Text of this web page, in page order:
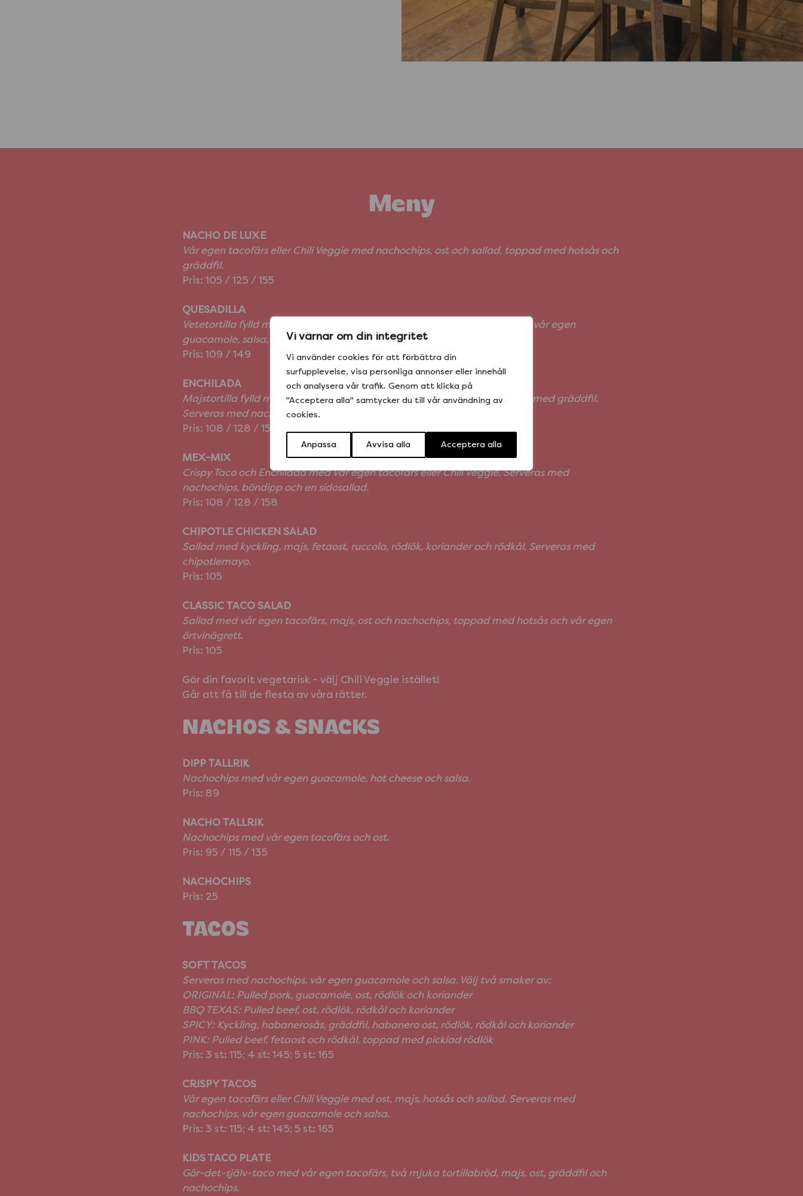
Vi värnar om din integritet
Vi använder cookies för att förbättra din
surfupplevelse, visa personliga annonser eller innehåll
och analysera vår trafik. Genom att klicka på
"Acceptera alla" samtycker du till vår användning av
cookies.
Anpassa Avvisa alla Acceptera alla
Meny
NACHO DE LUXE
Vår egen tacofärs eller Chili Veggie med nachochips, ost och sallad, toppad med hotsås och
gräddfil.
Pris: 105 / 125 / 155
QUESADILLA
Vetetortilla fylld med kyckling, ost och ruccola. Serveras med nachochips, vår egen
guacamole, salsa, gräddfil och en sidosallad.
Pris: 109 / 149
ENCHILADA
Majstortilla fylld med vår egen tacofärs eller Chili Veggie och ost, toppad med gräddfil.
Serveras med nachochips och en sidosallad.
Pris: 108 / 128 / 158
MEX-MIX
Crispy Taco och Enchilada med vår egen tacofärs eller Chili Veggie. Serveras med
nachochips, böndipp och en sidosallad.
Pris: 108 / 128 / 158
CHIPOTLE CHICKEN SALAD
Sallad med kyckling, majs, fetaost, ruccola, rödlök, koriander och rödkål. Serveras med
chipotlemayo.
Pris: 105
CLASSIC TACO SALAD
Sallad med vår egen tacofärs, majs, ost och nachochips, toppad med hotsås och vår egen
örtvinägrett.
Pris: 105
Gör din favorit vegetarisk – välj Chili Veggie istället!
Går att få till de flesta av våra rätter.
NACHOS & SNACKS
DIPP TALLRIK
Nachochips med vår egen guacamole, hot cheese och salsa.
Pris: 89
NACHO TALLRIK
Nachochips med vår egen tacofärs och ost.
Pris: 95 / 115 / 135
NACHOCHIPS
Pris: 25
TACOS
SOFT TACOS
Serveras med nachochips, vår egen guacamole och salsa. Välj två smaker av:
ORIGINAL: Pulled pork, guacamole, ost, rödlök och koriander
BBQ TEXAS: Pulled beef, ost, rödlök, rödkål och koriander
SPICY: Kyckling, habanerosås, gräddfil, habanero ost, rödlök, rödkål och koriander
PINK: Pulled beef, fetaost och rödkål, toppad med picklad rödlök
Pris: 3 st: 115; 4 st: 145; 5 st: 165
CRISPY TACOS
Vår egen tacofärs eller Chili Veggie med ost, majs, hotsås och sallad. Serveras med
nachochips, vår egen guacamole och salsa.
Pris: 3 st: 115; 4 st: 145; 5 st: 165
KIDS TACO PLATE
Gör-det-själv-taco med vår egen tacofärs, två mjuka tortillabröd, majs, ost, gräddfil och
nachochips.